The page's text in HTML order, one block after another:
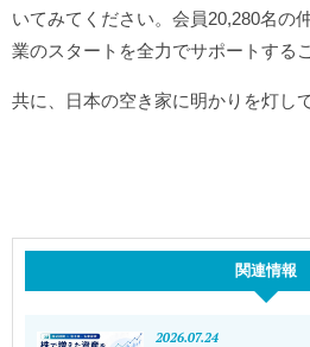
いてみてください。会員20,280名の
業のスタートを全力でサポートする
共に、日本の空き家に明かりを灯し
関連情報
2026.07.24